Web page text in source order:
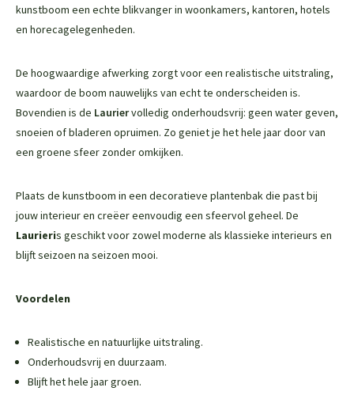
kunstboom een echte blikvanger in woonkamers, kantoren, hotels
en horecagelegenheden.
De hoogwaardige afwerking zorgt voor een realistische uitstraling,
waardoor de boom nauwelijks van echt te onderscheiden is.
Bovendien is de Lauriervolledig onderhoudsvrij: geen water geven,
snoeien of bladeren opruimen. Zo geniet je het hele jaar door van
een groene sfeer zonder omkijken.
Plaats de kunstboom in een decoratieve plantenbak die past bij
jouw interieur en creëer eenvoudig een sfeervol geheel. De
Laurieris geschikt voor zowel moderne als klassieke interieurs en
blijft seizoen na seizoen mooi.
Voordelen
Realistische en natuurlijke uitstraling.
Onderhoudsvrij en duurzaam.
Blijft het hele jaar groen.